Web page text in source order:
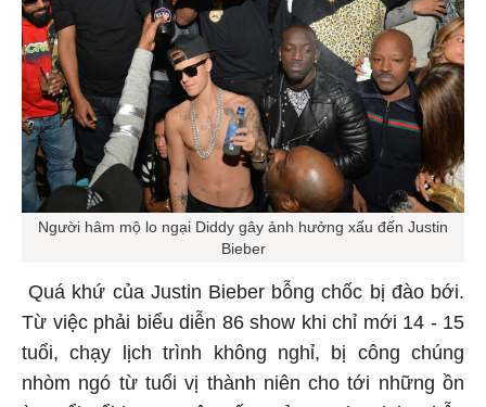
Người hâm mộ lo ngại Diddy gây ảnh hưởng xấu đến Justin
Bieber
Quá khứ của Justin Bieber bỗng chốc bị đào bới.
Từ việc phải biểu diễn 86 show khi chỉ mới 14 - 15
tuổi, chạy lịch trình không nghỉ, bị công chúng
nhòm ngó từ tuổi vị thành niên cho tới những ồn